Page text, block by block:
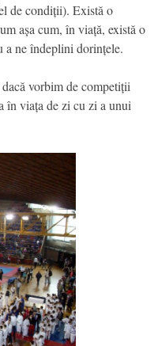
de condiții). Există o
așa cum, în viață, există o
a ne îndeplini dorințele.
vorbim de competiții
în viața de zi cu zi a unui